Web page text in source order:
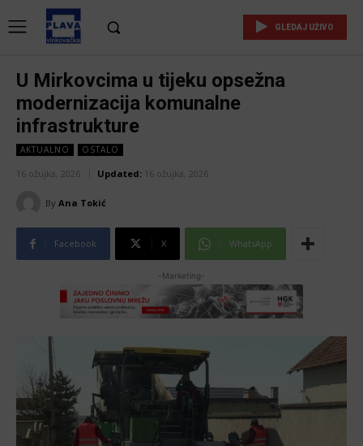
GLEDAJ UŽIVO
U Mirkovcima u tijeku opsežna
modernizacija komunalne
infrastrukture
AKTUALNO OSTALO
16 ožujka, 2026 Updated: 16 ožujka, 2026
By Ana Tokić
Facebook X WhatsApp
-Marketing-